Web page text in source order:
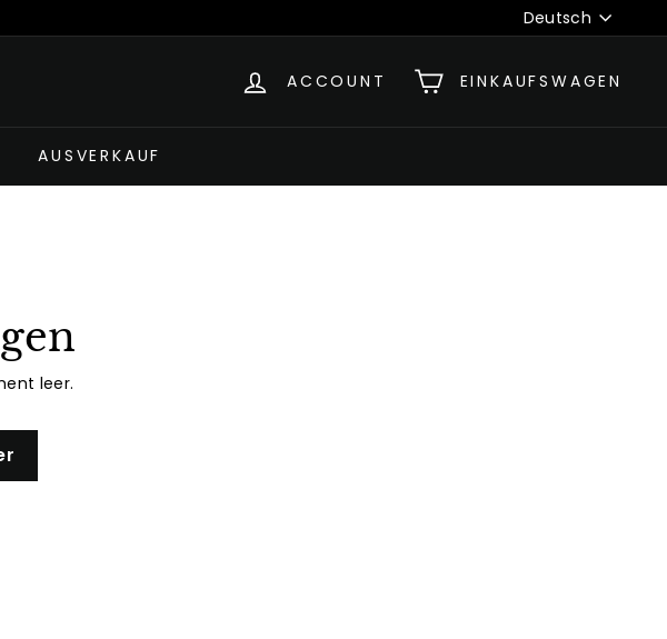
Sprache
Deutsch
ACCOUNT EINKAUFSWAGEN
AUSVERKAUF
leer.